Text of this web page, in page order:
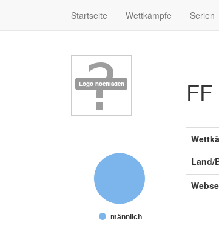
Startseite Wettkämpfe Serien
männlich
Land/